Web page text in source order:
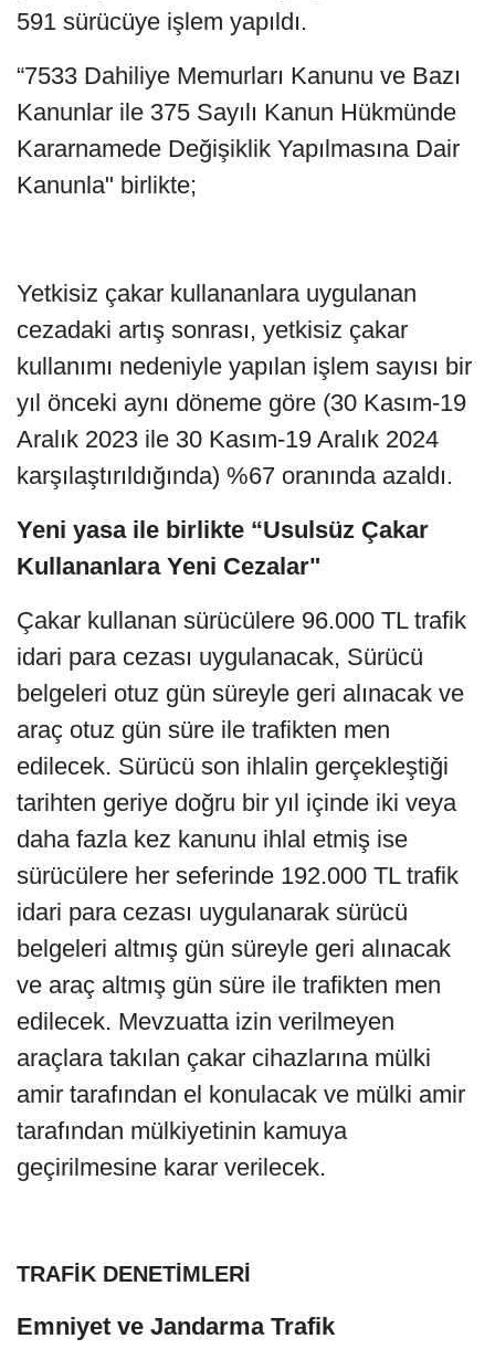
591 sürücüye işlem yapıldı.
“7533 Dahiliye Memurları Kanunu ve Bazı
Kanunlar ile 375 Sayılı Kanun Hükmünde
Kararnamede Değişiklik Yapılmasına Dair
Kanunla" birlikte;
Yetkisiz çakar kullananlara uygulanan
cezadaki artış sonrası, yetkisiz çakar
kullanımı nedeniyle yapılan işlem sayısı bir
yıl önceki aynı döneme göre (30 Kasım-19
Aralık 2023 ile 30 Kasım-19 Aralık 2024
karşılaştırıldığında) %67 oranında azaldı.
Yeni yasa ile birlikte “Usulsüz Çakar
Kullananlara Yeni Cezalar"
Çakar kullanan sürücülere 96.000 TL trafik
idari para cezası uygulanacak, Sürücü
belgeleri otuz gün süreyle geri alınacak ve
araç otuz gün süre ile trafikten men
edilecek. Sürücü son ihlalin gerçekleştiği
tarihten geriye doğru bir yıl içinde iki veya
daha fazla kez kanunu ihlal etmiş ise
sürücülere her seferinde 192.000 TL trafik
idari para cezası uygulanarak sürücü
belgeleri altmış gün süreyle geri alınacak
ve araç altmış gün süre ile trafikten men
edilecek. Mevzuatta izin verilmeyen
araçlara takılan çakar cihazlarına mülki
amir tarafından el konulacak ve mülki amir
tarafından mülkiyetinin kamuya
geçirilmesine karar verilecek.
TRAFİK DENETİMLERİ
Emniyet ve Jandarma Trafik